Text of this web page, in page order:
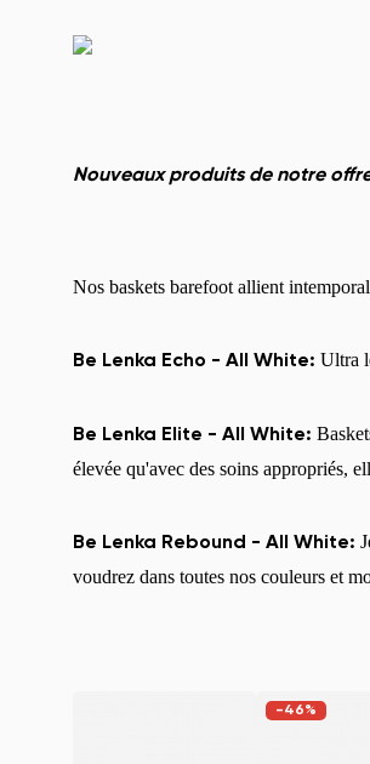
Nouveaux produits de notre
Nos baskets barefoot allient
Be Lenka Echo - All White: Ultra
Be Lenka Elite - All White:
élevée qu'avec des soins appropriés,
Be Lenka Rebound - All White:
voudrez dans toutes nos couleurs et
-46%